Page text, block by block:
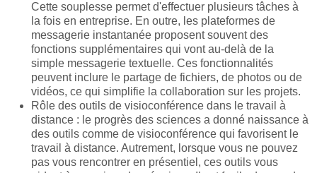
Cette souplesse permet d'effectuer plusieurs tâches à
la fois en entreprise. En outre, les plateformes de
messagerie instantanée proposent souvent des
fonctions supplémentaires qui vont au-delà de la
simple messagerie textuelle. Ces fonctionnalités
peuvent inclure le partage de fichiers, de photos ou de
vidéos, ce qui simplifie la collaboration sur les projets.
Rôle des outils de visioconférence dans le travail à
distance : le progrès des sciences a donné naissance à
des outils comme de visioconférence qui favorisent le
travail à distance. Autrement, lorsque vous ne pouvez
pas vous rencontrer en présentiel, ces outils vous